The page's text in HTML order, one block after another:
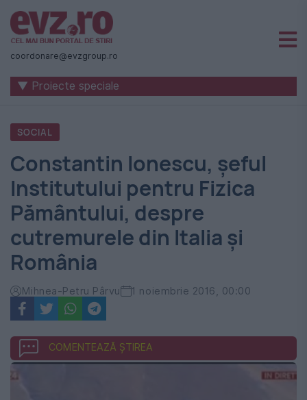
Știri
naționale
internaționale
România
-
Evenimentul
Zilei
coordonare@evzgroup.ro
▼ Proiecte speciale
SOCIAL
Constantin Ionescu, șeful
Institutului pentru Fizica
Pământului, despre
cutremurele din Italia și
România
Mihnea-Petru Pârvu 1 noiembrie 2016, 00:00
COMENTEAZĂ ȘTIREA